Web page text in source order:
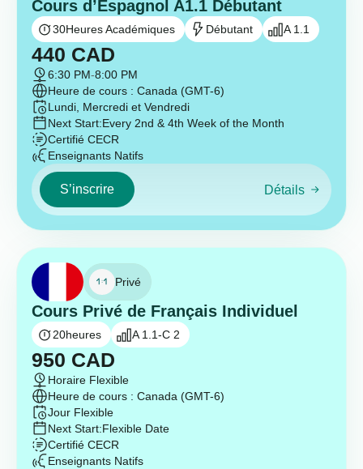
Cours d’Espagnol A1.1 Débutant
30Heures Académiques Débutant A 1.1
440 CAD
6:30 PM-8:00 PM
Heure de cours : Canada (GMT-6)
Lundi, Mercredi et Vendredi
Next Start:Every 2nd & 4th Week of the Month
Certifié CECR
Enseignants Natifs
S’inscrire Détails
Privé
Cours Privé de Français Individuel
20heures A 1.1-C 2
950 CAD
Horaire Flexible
Heure de cours : Canada (GMT-6)
Jour Flexible
Next Start:Flexible Date
Certifié CECR
Enseignants Natifs